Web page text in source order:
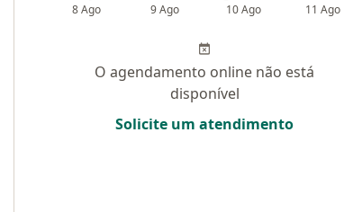
8 Ago 9 Ago 10 Ago 11 Ago
O agendamento online não está
disponível
Solicite um atendimento